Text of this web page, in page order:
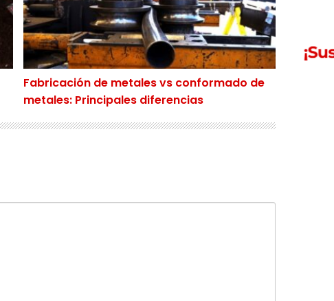
Fabricación de metales vs conformado de
metales: Principales diferencias